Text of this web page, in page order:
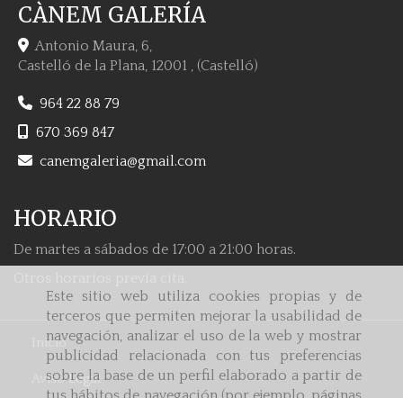
Este sitio web utiliza cookies propias y de
terceros que permiten mejorar la usabilidad de
navegación, analizar el uso de la web y mostrar
publicidad relacionada con tus preferencias
sobre la base de un perfil elaborado a partir de
CÀNEM GALERÍA
Antonio Maura, 6,
Castelló de la Plana, 12001 , (Castelló)
964 22 88 79
670 369 847
canemgaleria
gmail.com
HORARIO
De martes a sábados de 17:00 a 21:00 horas.
Inicio
Aviso Legal